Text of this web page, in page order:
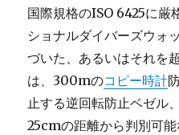
国際規格のISO 6425に厳
ショナルダイバーズウォ
づいた、あるいはそれを
は、300mのコピー時計
止する逆回転防止ベゼル
25cmの距離から判別可